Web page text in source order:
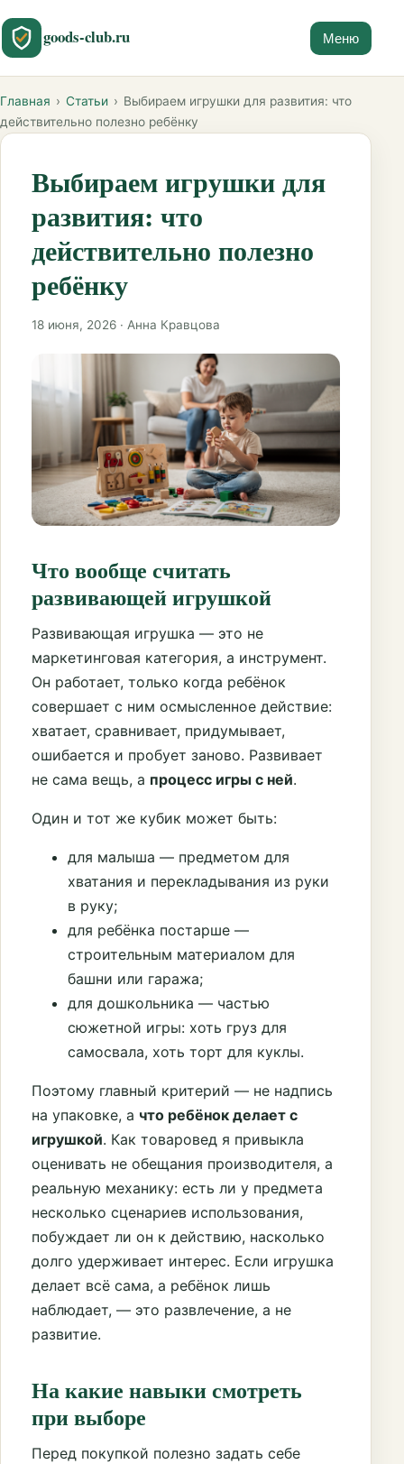
goods-club.ru Меню
Главная › Статьи › Выбираем игрушки для развития: что
действительно полезно ребёнку
Выбираем игрушки для
развития: что
действительно полезно
ребёнку
18 июня, 2026 · Анна Кравцова
Что вообще считать
развивающей игрушкой
Развивающая игрушка — это не
маркетинговая категория, а инструмент.
Он работает, только когда ребёнок
совершает с ним осмысленное действие:
хватает, сравнивает, придумывает,
ошибается и пробует заново. Развивает
не сама вещь, а процесс игры с ней.
Один и тот же кубик может быть:
для малыша — предметом для
хватания и перекладывания из руки
в руку;
для ребёнка постарше —
строительным материалом для
башни или гаража;
для дошкольника — частью
сюжетной игры: хоть груз для
самосвала, хоть торт для куклы.
Поэтому главный критерий — не надпись
на упаковке, а что ребёнок делает с
игрушкой. Как товаровед я привыкла
оценивать не обещания производителя, а
реальную механику: есть ли у предмета
несколько сценариев использования,
побуждает ли он к действию, насколько
долго удерживает интерес. Если игрушка
делает всё сама, а ребёнок лишь
наблюдает, — это развлечение, а не
развитие.
На какие навыки смотреть
при выборе
Перед покупкой полезно задать себе